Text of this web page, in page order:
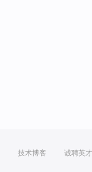
技术博客 诚聘英才